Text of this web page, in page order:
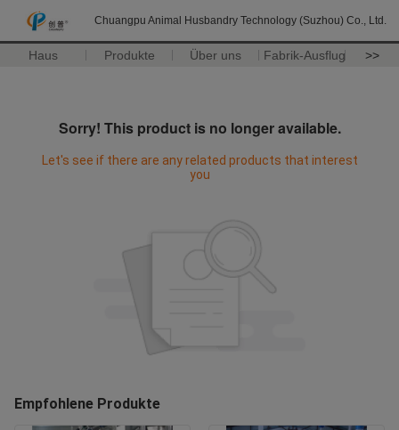
Chuangpu Animal Husbandry Technology (Suzhou) Co., Ltd.
Haus Produkte Über uns Fabrik-Ausflug >>
Sorry! This product is no longer available.
Let's see if there are any related products that interest
you
Empfohlene Produkte